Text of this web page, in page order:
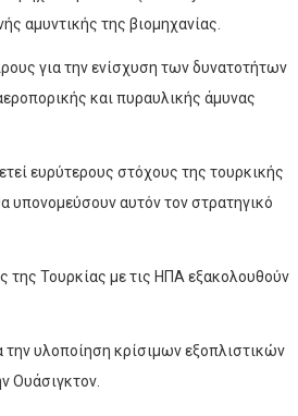
αμυντικής της βιομηχανίας.
για την ενίσχυση των δυνατοτήτων
και πυραυλικής άμυνας
ευρύτερους στόχους της τουρκικής
υπονομεύσουν αυτόν τον στρατηγικό
της Τουρκίας με τις ΗΠΑ εξακολουθούν
την υλοποίηση κρίσιμων εξοπλιστικών
Ουάσιγκτον.